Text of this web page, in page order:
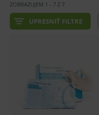
UPRESNIŤ FILTRE
ZOBRAZUJEM 1 - 7 Z 7